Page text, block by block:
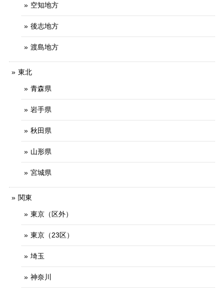
空知地方
後志地方
渡島地方
東北
青森県
岩手県
秋田県
山形県
宮城県
関東
東京（区外）
東京（23区）
埼玉
神奈川